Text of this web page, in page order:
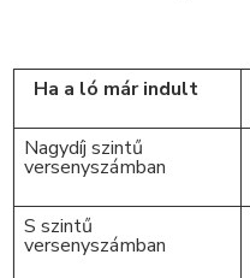
Ha a ló már indult
Nagydíj szintű
versenyszámban
S szintű
versenyszámban